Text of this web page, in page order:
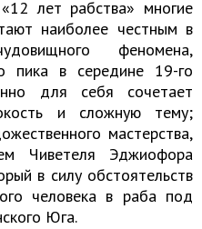
лет рабства» многие
наиболее честным в
феномена,
пика в середине 19-го
для себя сочетает
и сложную тему;
мастерства,
Чиветеля Эджиофора
в силу обстоятельств
человека в раба под
Юга.